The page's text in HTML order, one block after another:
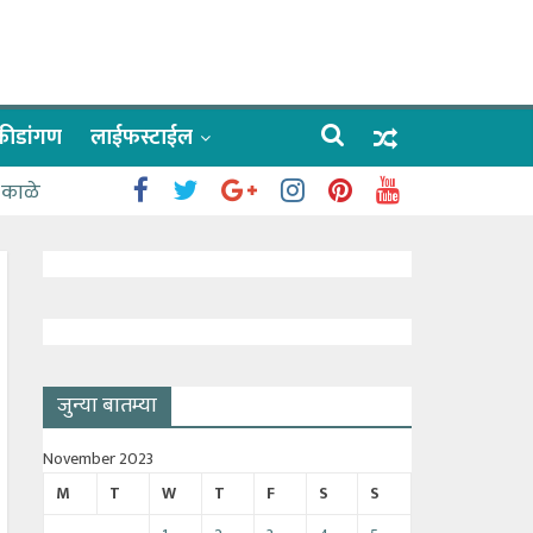
लाईफस्टाईल
काळे
जुन्या बातम्या
November 2023
M
T W T F S
S